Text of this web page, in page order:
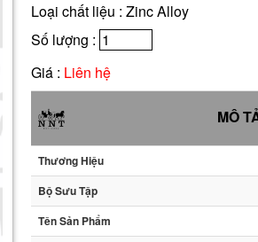
Loại chất liệu : Zinc Alloy
Số lượng :
Giá : Liên hệ
MÔ
Thương Hiệu
Bộ Sưu Tập
Tên Sản Phẩm